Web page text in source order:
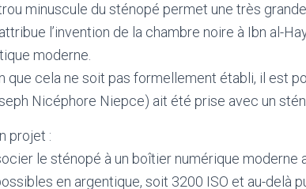
minuscule du sténopé permet une très
l’invention de la chambre noire à Ibn al-
moderne.
que cela ne soit pas formellement établi, il est
Nicéphore Niepce) ait été prise avec un
projet :
le sténopé à un boîtier numérique
en argentique, soit 3200 ISO et au-delà